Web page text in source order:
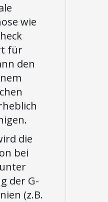
wie
für
den
die
bei
der G-
(z.B.